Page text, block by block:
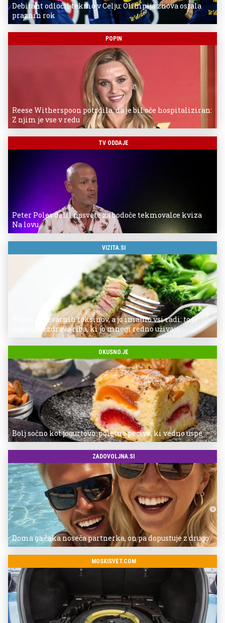
Debitant odločil tekmo v Celju: Olimpija znova ostala
praznih rok
POPIN
Reese Witherspoon potrdila, da je bil oče hospitaliziran:
Z njim je vse v redu
TV ODDAJE
Peter Poles delil nasvete za bodoče tekmovalce kviza
Na lovu
VIZITA.SI
Polna je nevarnih toksinov, a jo imamo vsi radi: to je
najbolj nezdrava riba, ki jo mnogi redno uživajo
OKUSNO.JE
Bolj sočno kot jogurtovo: poletno pecivo, ki vedno uspe
ZADOVOLJNA.SI
Doma ga čaka noseča partnerka, on pa dopustuje z drugo
MOSKISVET.COM